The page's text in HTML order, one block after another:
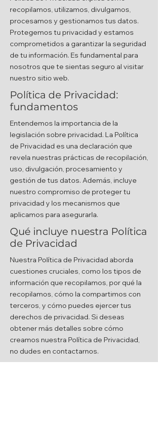
recopilamos, utilizamos, divulgamos,
procesamos y gestionamos tus datos.
Protegemos tu privacidad y estamos
comprometidos a garantizar la seguridad
de tu información. Es fundamental para
nosotros que te sientas seguro al visitar
nuestro sitio web.
Política de Privacidad:
fundamentos
Entendemos la importancia de la
legislación sobre privacidad. La Política
de Privacidad es una declaración que
revela nuestras prácticas de recopilación,
uso, divulgación, procesamiento y
gestión de tus datos. Además, incluye
nuestro compromiso de proteger tu
privacidad y los mecanismos que
aplicamos para asegurarla.
Qué incluye nuestra Política
de Privacidad
Nuestra Política de Privacidad aborda
cuestiones cruciales, como los tipos de
información que recopilamos, por qué la
recopilamos, cómo la compartimos con
terceros, y cómo puedes ejercer tus
derechos de privacidad. Si deseas
obtener más detalles sobre cómo
creamos nuestra Política de Privacidad,
no dudes en contactarnos.